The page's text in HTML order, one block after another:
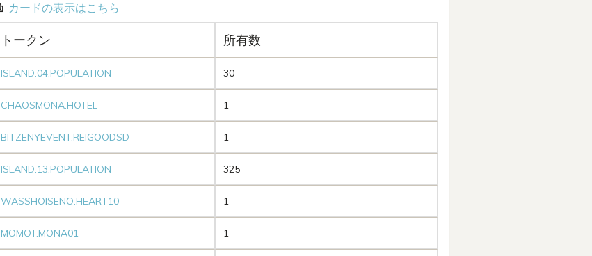
カードの表示はこちら
トークン 所有数
ISLAND.04.POPULATION 30
CHAOSMONA.HOTEL 1
BITZENYEVENT.REIGOODSD 1
ISLAND.13.POPULATION 325
WASSHOISENO.HEART10 1
MOMOT.MONA01 1